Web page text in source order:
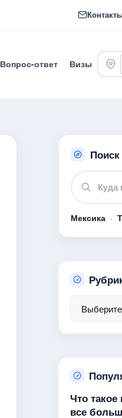
Вопрос-ответ Визы
Поиск
Мексика ·
Что
все